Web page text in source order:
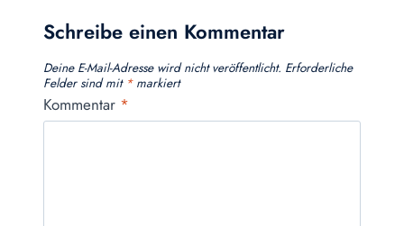
Schreibe einen Kommentar
Deine E-Mail-Adresse wird nicht veröffentlicht. Erforderliche
Felder sind mit *markiert
Kommentar *